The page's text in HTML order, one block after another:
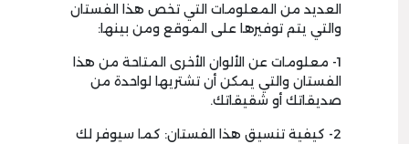
العديد من المعلومات التي تخص هذا الفستان
والتي يتم توفيرها على الموقع ومن بينها:
1- معلومات عن الألوان الأخرى المتاحة من هذا
الفستان والتي يمكن أن تشتريها لواحدة من
صديقاتك أو شقيقاتك.
2- كيفية تنسيق هذا الفستان: كما سيوفر لك